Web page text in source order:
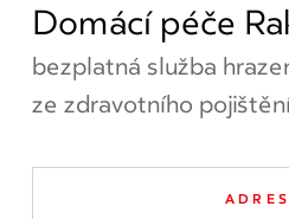
Domácí péče
bezplatná služba
ze zdravotního